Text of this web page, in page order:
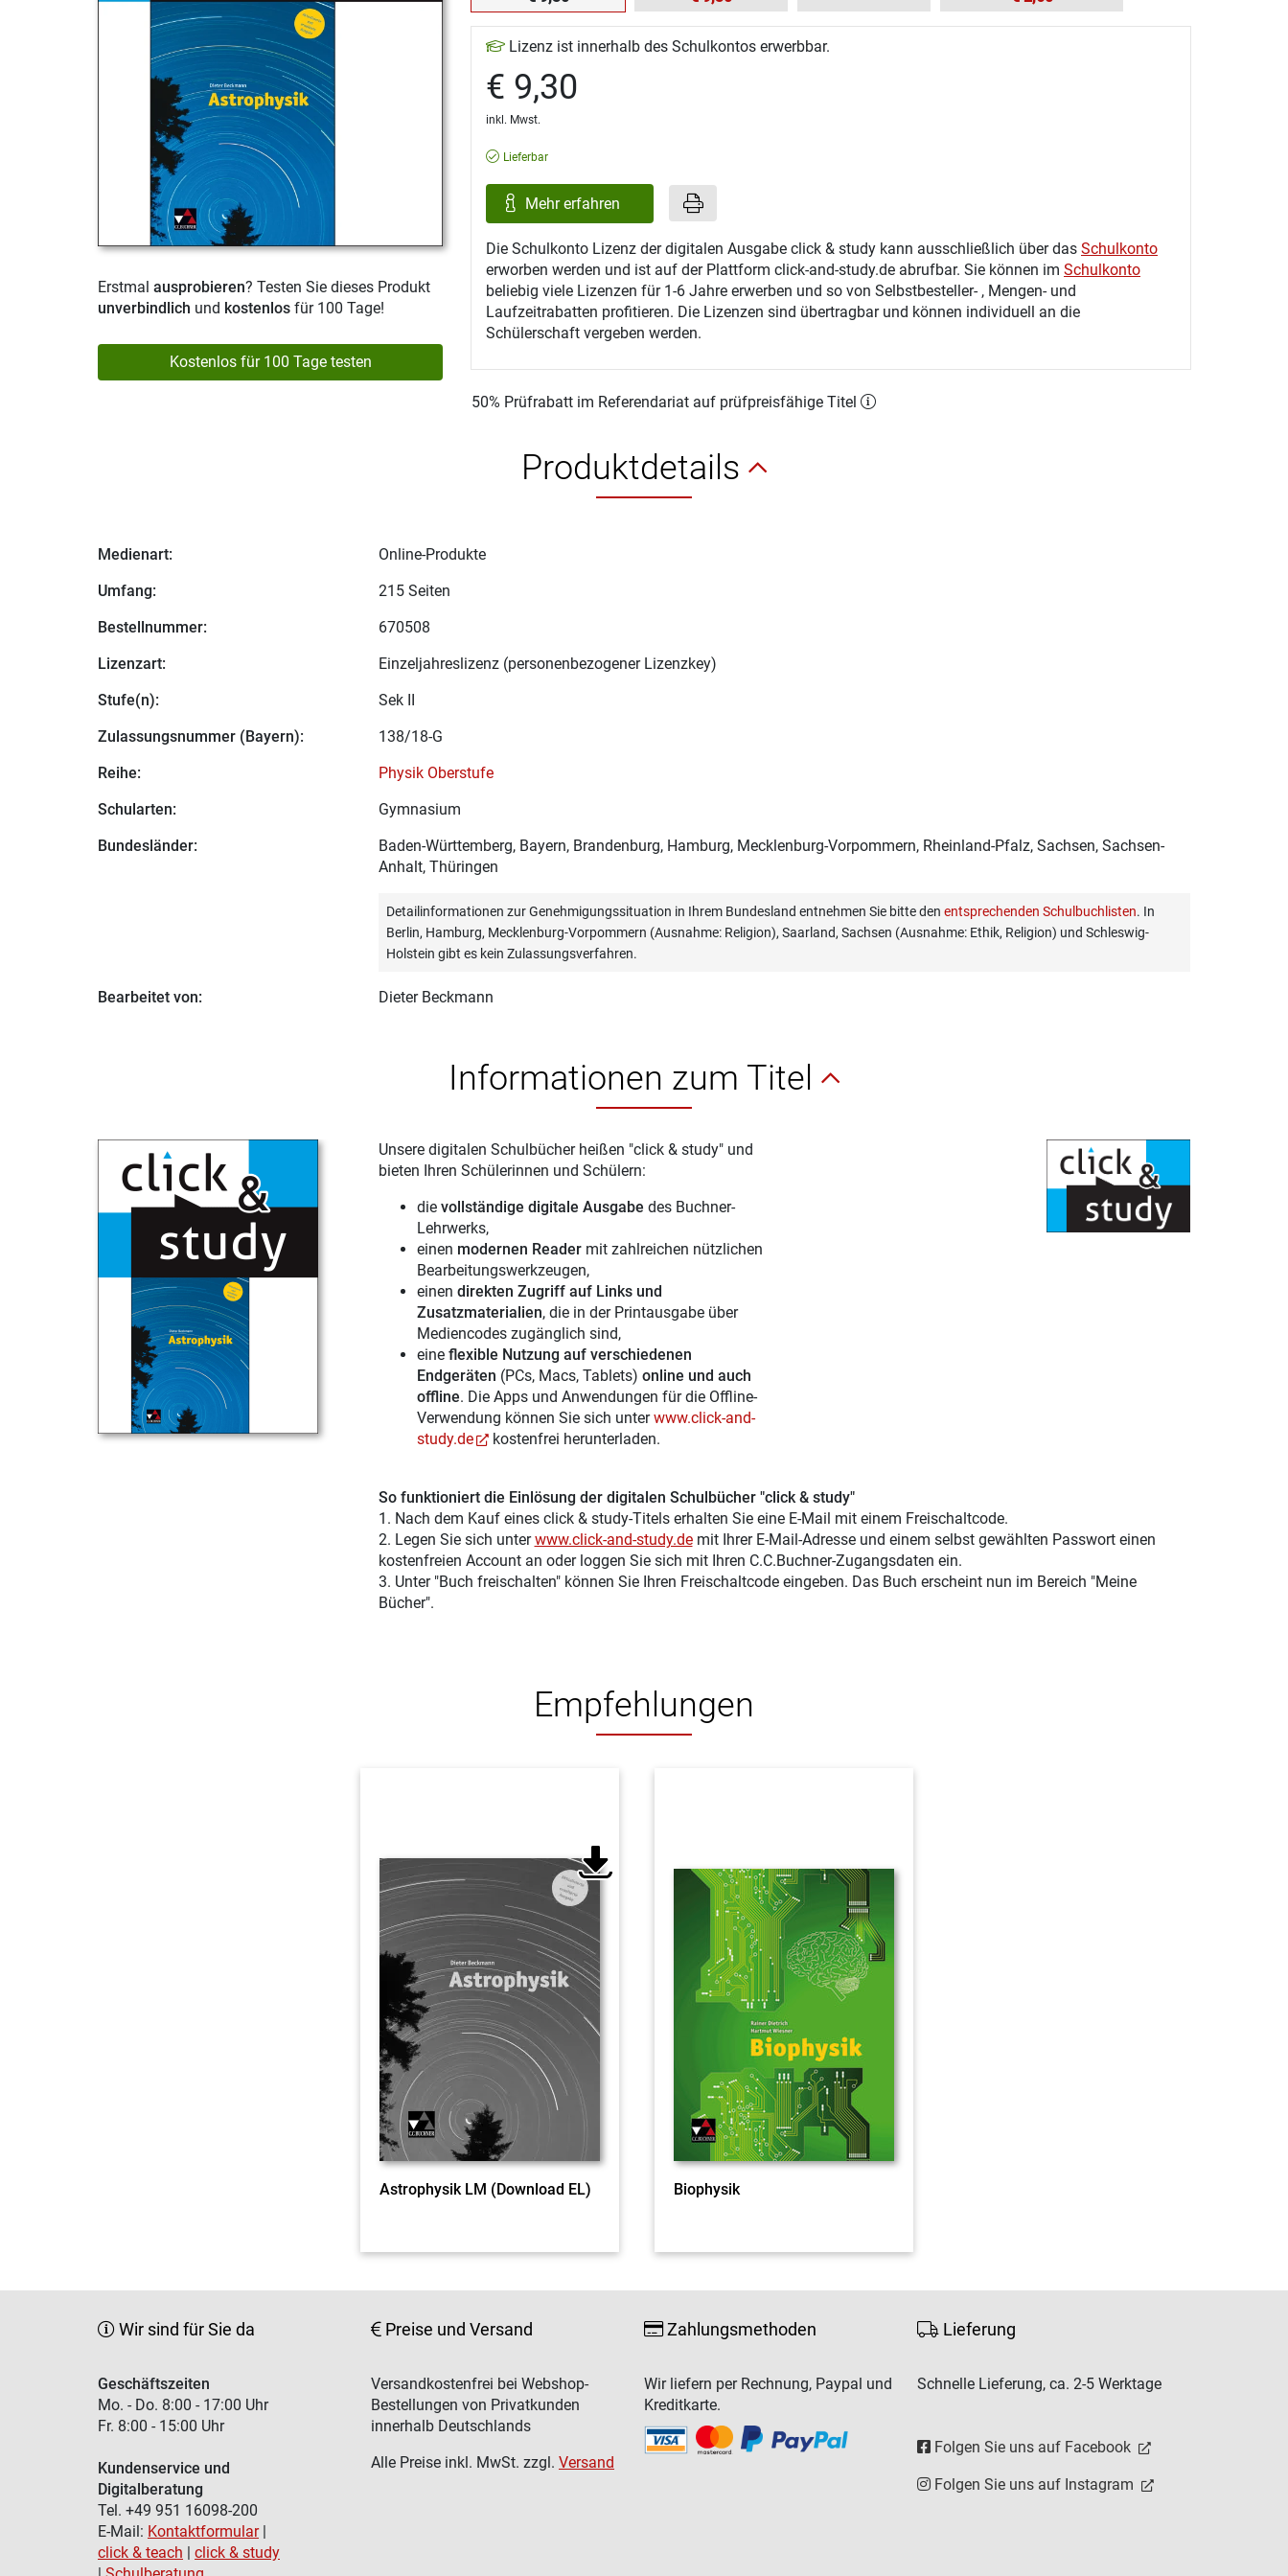
Erstmal ausprobieren? Testen Sie dieses Produkt
unverbindlich und kostenlos für 100 Tage!
Kostenlos für 100 Tage testen
Lizenz ist innerhalb des Schulkontos erwerbbar.
€ 9,30
inkl. Mwst.
Lieferbar
Mehr erfahren
Die Schulkonto Lizenz der digitalen Ausgabe click & study kann ausschließlich über das Schulkonto
erworben werden und ist auf der Plattform click-and-study.de abrufbar. Sie können im Schulkonto
beliebig viele Lizenzen für 1-6 Jahre erwerben und so von Selbstbesteller- , Mengen- und
Laufzeitrabatten profitieren. Die Lizenzen sind übertragbar und können individuell an die
Schülerschaft vergeben werden.
50% Prüfrabatt im Referendariat auf prüfpreisfähige Titel
Produktdetails
Medienart:
Online-Produkte
Umfang:
215 Seiten
Bestellnummer:
670508
Lizenzart:
Einzeljahreslizenz (personenbezogener Lizenzkey)
Stufe(n):
Sek II
Zulassungsnummer (Bayern):
138/18-G
Reihe:
Physik Oberstufe
Schularten:
Gymnasium
Bundesländer:
Baden-Württemberg, Bayern, Brandenburg, Hamburg, Mecklenburg-Vorpommern, Rheinland-Pfalz, Sachsen, Sachsen-
Anhalt, Thüringen
Detailinformationen zur Genehmigungssituation in Ihrem Bundesland entnehmen Sie bitte den entsprechenden Schulbuchlisten. In
Berlin, Hamburg, Mecklenburg-Vorpommern (Ausnahme: Religion), Saarland, Sachsen (Ausnahme: Ethik, Religion) und Schleswig-
Holstein gibt es kein Zulassungsverfahren.
Bearbeitet von: Dieter Beckmann
Informationen zum Titel
Unsere digitalen Schulbücher heißen "click & study" und
bieten Ihren Schülerinnen und Schülern:
die vollständige digitale Ausgabe des Buchner-
Lehrwerks,
einen modernen Readermit zahlreichen nützlichen
Bearbeitungswerkzeugen,
einen direkten Zugriff auf Links und
Zusatzmaterialien, die in der Printausgabe über
Mediencodes zugänglich sind,
eine flexible Nutzung auf verschiedenen
Endgeräten (PCs, Macs, Tablets) online und auch
offline. Die Apps und Anwendungen für die Offline-
Verwendung können Sie sich unterwww.click-and-
study.de
kostenfrei herunterladen.
So funktioniert die Einlösung der digitalen Schulbücher "click & study"
1. Nach dem Kauf eines click & study-Titels erhalten Sie eine E-Mail mit einem Freischaltcode.
2. Legen Sie sich unterwww.click-and-study.demit Ihrer E-Mail-Adresse und einem selbst gewählten Passwort einen
kostenfreien Account an oder loggen Sie sich mit Ihren C.C.Buchner-Zugangsdaten ein.
3. Unter "Buch freischalten" können Sie Ihren Freischaltcode eingeben. Das Buch erscheint nun im Bereich "Meine
Bücher".
Empfehlungen
Astrophysik LM (Download EL) Biophysik
Wir sind für Sie da
Geschäftszeiten
Mo. - Do. 8:00 - 17:00 Uhr
Fr. 8:00 - 15:00 Uhr
Kundenservice und
Digitalberatung
Tel. +49 951 16098-200
E-Mail: Kontaktformular|
click & teach | click & study
Preise und Versand
Versandkostenfrei bei Webshop-
Bestellungen von Privatkunden
innerhalb Deutschlands
Alle Preise inkl. MwSt. zzgl. Versand
Zahlungsmethoden
Wir liefern per Rechnung, Paypal und
Kreditkarte.
Lieferung
Schnelle Lieferung, ca. 2-5 Werktage
Folgen Sie uns auf Facebook
Folgen Sie uns auf Instagram